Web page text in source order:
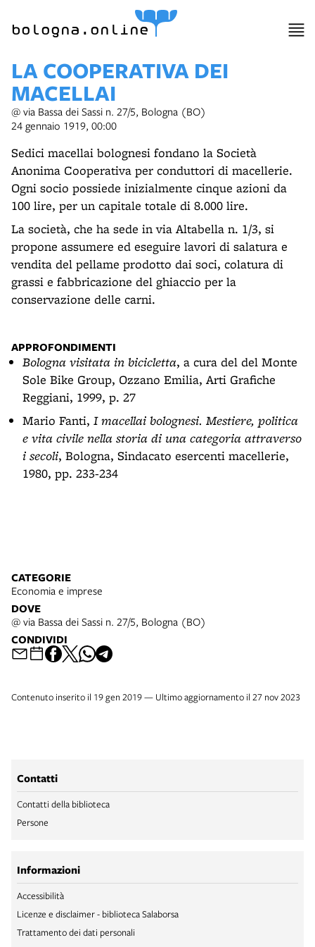
bologna.online
LA COOPERATIVA DEI
MACELLAI
@ via Bassa dei Sassi n. 27/5, Bologna (BO)
24 gennaio 1919, 00:00
Sedici macellai bolognesi fondano la Società
Anonima Cooperativa per conduttori di macellerie.
Ogni socio possiede inizialmente cinque azioni da
100 lire, per un capitale totale di 8.000 lire.
La società, che ha sede in via Altabella n. 1/3, si
propone assumere ed eseguire lavori di salatura e
vendita del pellame prodotto dai soci, colatura di
grassi e fabbricazione del ghiaccio per la
conservazione delle carni.
APPROFONDIMENTI
Bologna visitata in bicicletta, a cura del del Monte
Sole Bike Group, Ozzano Emilia, Arti Grafiche
Reggiani, 1999, p. 27
Mario Fanti, I macellai bolognesi. Mestiere, politica
e vita civile nella storia di una categoria attraverso
i secoli, Bologna, Sindacato esercenti macellerie,
1980, pp. 233-234
CATEGORIE
Economia e imprese
DOVE
@ via Bassa dei Sassi n. 27/5, Bologna (BO)
CONDIVIDI
Contenuto inserito il 19 gen 2019 — Ultimo aggiornamento il 27 nov 2023
Contatti
Contatti della biblioteca
Persone
Informazioni
Accessibilità
Licenze e disclaimer - biblioteca Salaborsa
Trattamento dei dati personali